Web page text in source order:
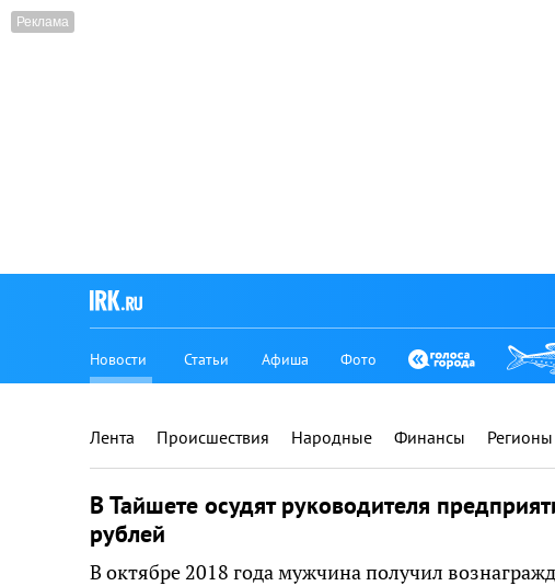
Новости Статьи Афиша Фото
Лента Происшествия Народные Финансы Регионы
В Тайшете осудят руководителя
рублей
В октябре 2018 года мужчина получил